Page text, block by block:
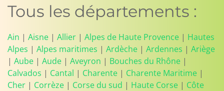
Tous les départements :
Ain | Aisne | Allier | Alpes de Haute Provence | Hautes
Alpes | Alpes maritimes | Ardèche | Ardennes | Ariège
| Aube | Aude | Aveyron | Bouches du Rhône |
Calvados | Cantal | Charente | Charente Maritime |
Cher | Corrèze | Corse du sud | Haute Corse | Côte